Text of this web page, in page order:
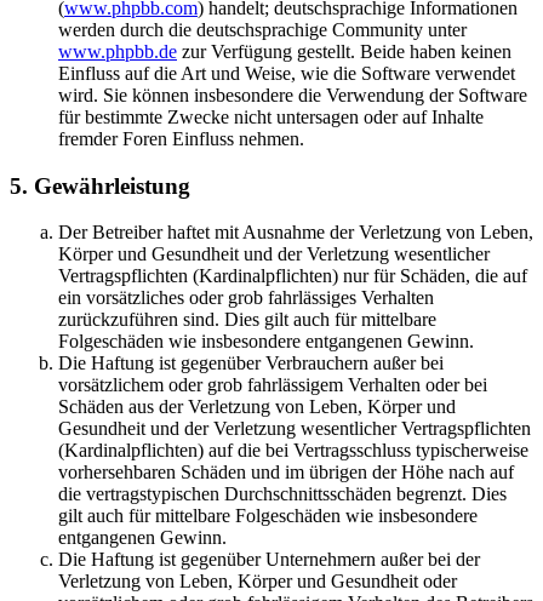
(www.phpbb.com) handelt; deutschsprachige Informationen
werden durch die deutschsprachige Community unter
www.phpbb.de zur Verfügung gestellt. Beide haben keinen
Einfluss auf die Art und Weise, wie die Software verwendet
wird. Sie können insbesondere die Verwendung der Software
für bestimmte Zwecke nicht untersagen oder auf Inhalte
fremder Foren Einfluss nehmen.
5. Gewährleistung
Der Betreiber haftet mit Ausnahme der Verletzung von Leben,
Körper und Gesundheit und der Verletzung wesentlicher
Vertragspflichten (Kardinalpflichten) nur für Schäden, die auf
ein vorsätzliches oder grob fahrlässiges Verhalten
zurückzuführen sind. Dies gilt auch für mittelbare
Folgeschäden wie insbesondere entgangenen Gewinn.
Die Haftung ist gegenüber Verbrauchern außer bei
vorsätzlichem oder grob fahrlässigem Verhalten oder bei
Schäden aus der Verletzung von Leben, Körper und
Gesundheit und der Verletzung wesentlicher Vertragspflichten
(Kardinalpflichten) auf die bei Vertragsschluss typischerweise
vorhersehbaren Schäden und im übrigen der Höhe nach auf
die vertragstypischen Durchschnittsschäden begrenzt. Dies
gilt auch für mittelbare Folgeschäden wie insbesondere
entgangenen Gewinn.
Die Haftung ist gegenüber Unternehmern außer bei der
Verletzung von Leben, Körper und Gesundheit oder